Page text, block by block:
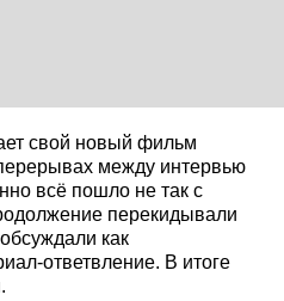
свой новый фильм
между интервью
всё пошло не так с
перекидывали
как
ответвление. В итоге